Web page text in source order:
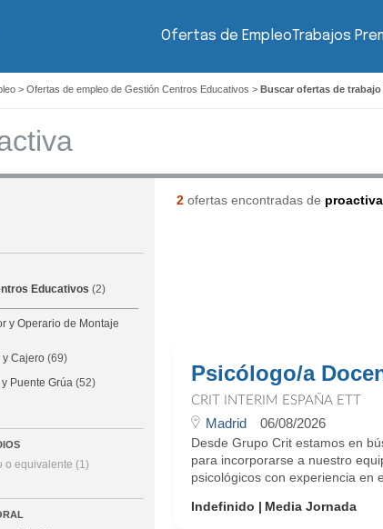
Ofertas de EmpleoTrabajos
> Ofertas de empleo de Gestión Centros Educativos > Buscar ofertas de
Educativos (2)
y Operario de Montaje
y Cajero (69)
Puente Grúa (52)
o equivalente (1)
2ofertas encontradas de proactiva
Psicólogo/a
CRIT INTERIM ESPAÑA ETT
Madrid 06/08/2026
Desde Grupo Crit estamos en
para incorporarse a nuestro
psicológicos con experiencia en
Indefinido
Media Jornada